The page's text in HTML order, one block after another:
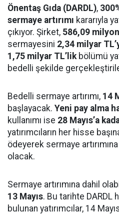
Önentaş Gıda (DARDL),
sermaye artırımı kararıyla
çıkıyor. Şirket, 586,09
sermayesini 2,34 milyar
1,75 milyar TL’likbölümü
bedelli şekilde
Bedelli sermaye artırımı, 14
başlayacak. Yeni pay alma
kullanımı ise 28 Mayıs’a
yatırımcıların her hisse
ödeyerek sermaye
olacak.
Sermaye artırımına dahil
13 Mayıs. Bu tarihte
bulunan yatırımcılar, 14